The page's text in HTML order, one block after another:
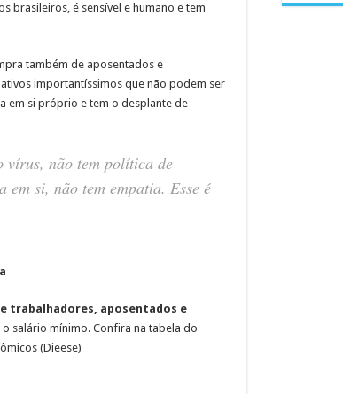
brasileiros, é sensível e humano e tem
também de aposentados e
importantíssimos que não podem ser
em si próprio e tem o desplante de
vírus, não tem política de
em si, não tem empatia. Esse é
trabalhadores, aposentados e
salário mínimo. Confira na tabela do
(Dieese)